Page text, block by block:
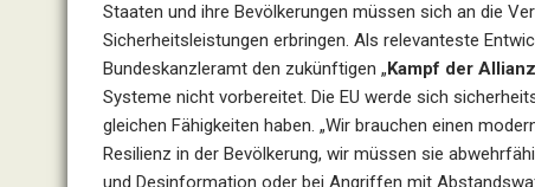
Staaten und ihre Bevölkerungen müssen sich an die
Sicherheitsleistungen erbringen. Als relevanteste
Bundeskanzleramt den zukünftigen „Kampf der
Systeme nicht vorbereitet. Die EU werde sich
gleichen Fähigkeiten haben. „Wir brauchen einen
Resilienz in der Bevölkerung, wir müssen sie
und Desinformation oder bei Angriffen mit